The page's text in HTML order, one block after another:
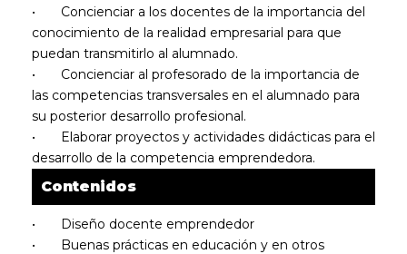
•
Concienciar a los docentes de la importancia del
conocimiento de la realidad empresarial para que
puedan transmitirlo al alumnado.
•
Concienciar al profesorado de la importancia de
las competencias transversales en el alumnado para
su posterior desarrollo profesional.
•
Elaborar proyectos y actividades didácticas para el
desarrollo de la competencia emprendedora.
Contenidos
•
Diseño docente emprendedor
•
Buenas prácticas en educación y en otros